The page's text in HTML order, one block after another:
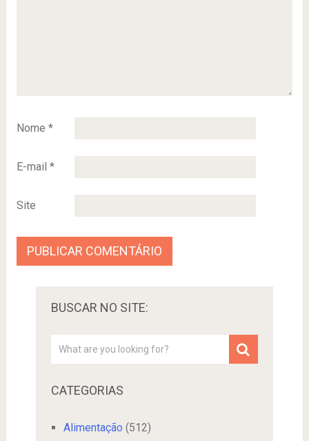
Nome *
E-mail *
Site
BUSCAR NO SITE:
CATEGORIAS
Alimentação (512)